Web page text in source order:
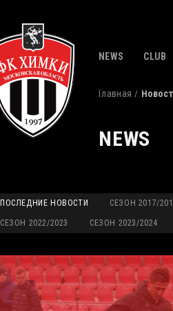
NEWS CLUB
Главная
NEWS
ПОСЛЕДНИЕ НОВОСТИ СЕЗОН 2017/
СЕЗОН 2022/2023 СЕЗОН 2023/2024